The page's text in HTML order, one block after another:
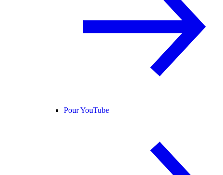
Pour YouTube